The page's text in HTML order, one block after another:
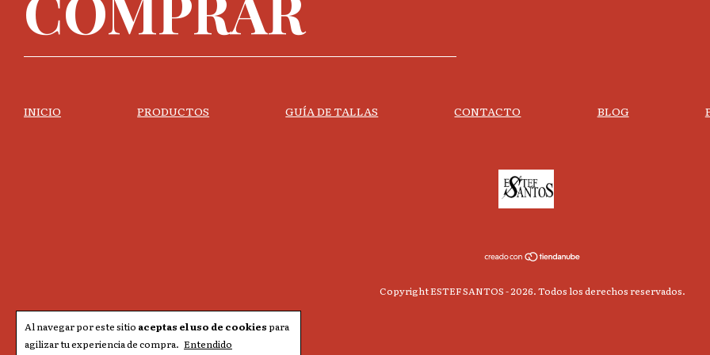
Al navegar por este sitio aceptas el uso de cookies para
agilizar tu experiencia de compra. Entendido
INICIO PRODUCTOS GUÍA DE TALLAS CONTACTO BLOG
Copyright ESTEF SANTOS - 2026. Todos los derechos reservados.